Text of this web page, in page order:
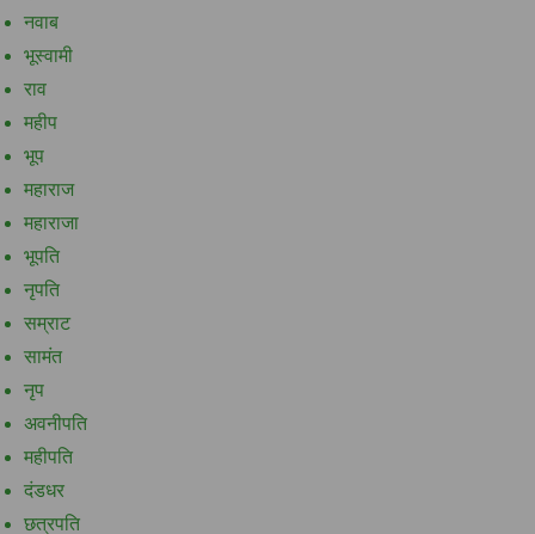
नवाब
भूस्वामी
राव
महीप
भूप
महाराज
महाराजा
भूपति
नृपति
सम्राट
सामंत
नृप
अवनीपति
महीपति
दंडधर
छत्रपति